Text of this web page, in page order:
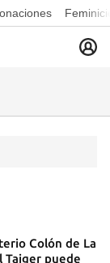
Colón de La
Taiger puede